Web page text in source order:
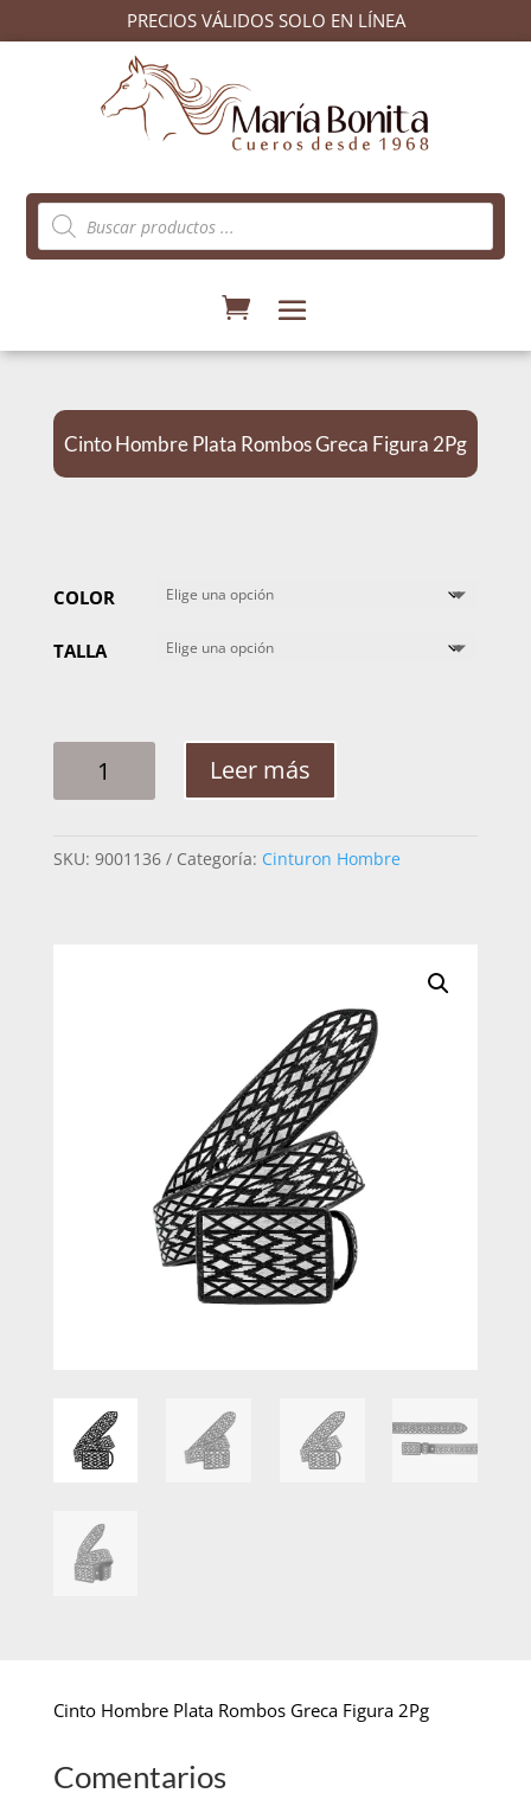
PRECIOS VÁLIDOS SOLO EN LÍNEA
Búsqueda
de
productos
Cinto Hombre Plata Rombos Greca Figura 2Pg
COLOR
TALLA
HOMBRE
GRECA
Leer más
SKU: 9001136 Categoría: Cinturon Hombre
Cinto Hombre Plata Rombos Greca Figura 2Pg
Comentarios